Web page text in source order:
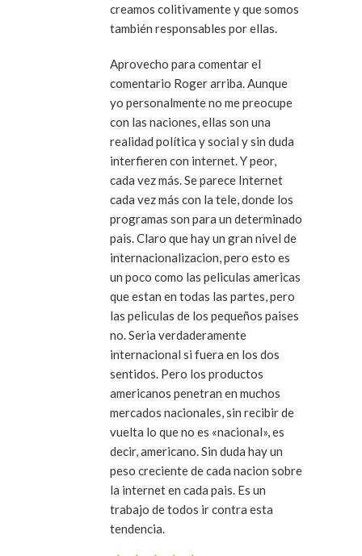
creamos colitivamente y que somos
también responsables por ellas.
Aprovecho para comentar el
comentario Roger arriba. Aunque
yo personalmente no me preocupe
con las naciones, ellas son una
realidad política y social y sin duda
interfieren con internet. Y peor,
cada vez más. Se parece Internet
cada vez más con la tele, donde los
programas son para un determinado
pais. Claro que hay un gran nivel de
internacionalizacion, pero esto es
un poco como las peliculas americas
que estan en todas las partes, pero
las peliculas de los pequeños paises
no. Seria verdaderamente
internacional si fuera en los dos
sentidos. Pero los productos
americanos penetran en muchos
mercados nacionales, sin recibir de
vuelta lo que no es «nacional», es
decir, americano. Sin duda hay un
peso creciente de cada nacion sobre
la internet en cada pais. Es un
trabajo de todos ir contra esta
tendencia.